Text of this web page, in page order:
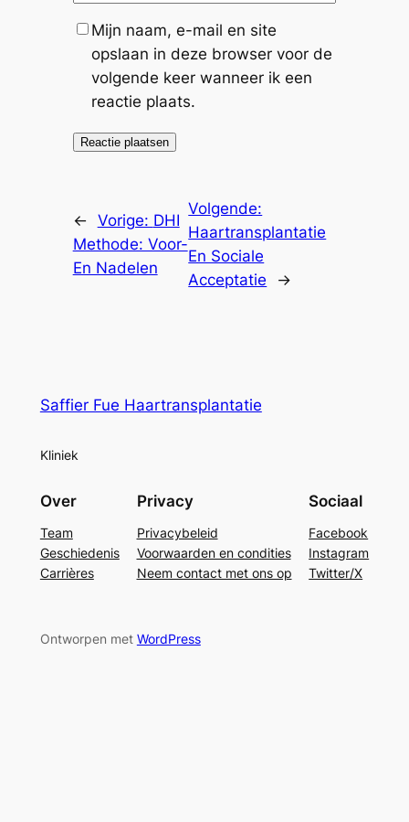
Mijn naam, e-mail en site
opslaan in deze browser voor de
volgende keer wanneer ik een
reactie plaats.
← Vorige: DHI
Methode: Voor-
En Nadelen
Volgende:
Haartransplantatie
En Sociale
Acceptatie
→
Saffier Fue Haartransplantatie
Kliniek
Over
Team
Geschiedenis
Carrières
Privacy
Privacybeleid
Voorwaarden en condities
Neem contact met ons op
Sociaal
Facebook
Instagram
Twitter/X
Ontworpen met WordPress